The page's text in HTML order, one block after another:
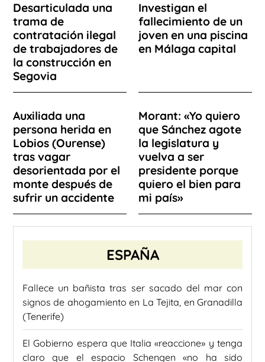
Desarticulada una
trama de
contratación ilegal
de trabajadores de
la construcción en
Segovia
Investigan el
fallecimiento de un
joven en una piscina
en Málaga capital
Auxiliada una
persona herida en
Lobios (Ourense)
tras vagar
desorientada por el
monte después de
sufrir un accidente
Morant: «Yo quiero
que Sánchez agote
la legislatura y
vuelva a ser
presidente porque
quiero el bien para
mi país»
ESPAÑA
Fallece un bañista tras ser sacado del mar con
signos de ahogamiento en La Tejita, en Granadilla
(Tenerife)
El Gobierno espera que Italia «reaccione» y tenga
claro que el espacio Schengen «no ha sido